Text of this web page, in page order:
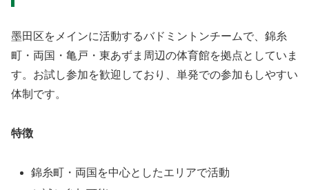
墨田区をメインに活動するバドミントンチームで、錦糸
町・両国・亀戸・東あずま周辺の体育館を拠点としていま
す。お試し参加を歓迎しており、単発での参加もしやすい
体制です。
特徴
錦糸町・両国を中心としたエリアで活動